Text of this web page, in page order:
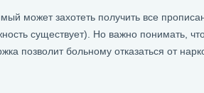
может захотеть получить все
существует). Но важно понимать,
позволит больному отказаться от